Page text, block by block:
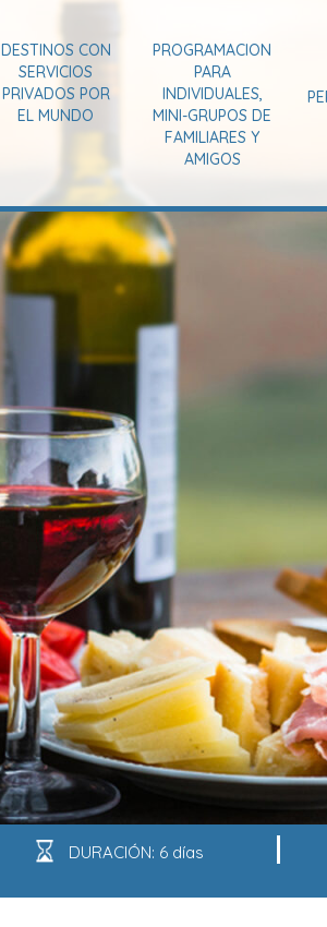
DESTINOS CON
SERVICIOS
PRIVADOS POR
EL MUNDO
PROGRAMACION
PARA
INDIVIDUALES,
MINI-GRUPOS DE
FAMILIARES Y
AMIGOS
DURACIÓN: 6 días